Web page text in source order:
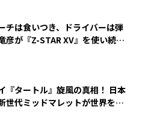
チは食いつき、ドライバーは弾
彦が『Z-STAR XV』を使い続け
『タートル』旋風の真相！ 日本
世代ミッドマレットが世界を席